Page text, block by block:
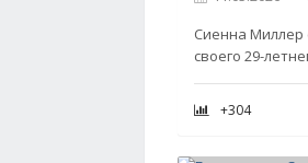
Сиенна Миллер
своего 29-
+304